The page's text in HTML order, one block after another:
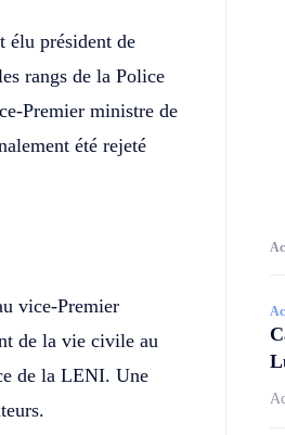
élu président de
rangs de la Police
Premier ministre de
été rejeté
vice-Premier
de la vie civile au
de la LENI. Une